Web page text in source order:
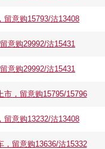
留意购15793/沽13408
意购29992/沽15431
意购29992/沽15431
市，留意购15795/15796
留意购13232/沽13408
，留意购13636/沽15332